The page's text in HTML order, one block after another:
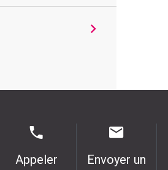
Appeler Envoyer un